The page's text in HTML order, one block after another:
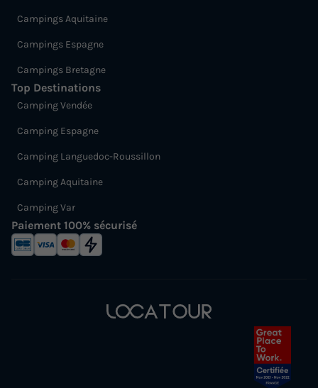
Campings Aquitaine
Campings Espagne
Campings Bretagne
Top Destinations
Camping Vendée
Camping Espagne
Camping Languedoc-Roussillon
Camping Aquitaine
Camping Var
Paiement 100% sécurisé